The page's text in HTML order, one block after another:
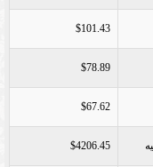
$101.43
$78.89
$67.62
$4206.45